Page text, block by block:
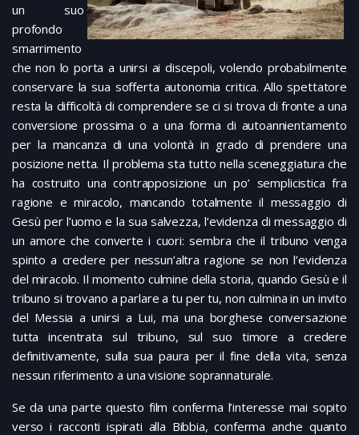
un suo
profondo
smarrimento
che non lo porta a unirsi ai discepoli, volendo probabilmente
conservare la sua sofferta autonomia critica. Allo spettatore
resta la difficoltà di comprendere se ci si trova di fronte a una
conversione prossima o a una forma di autoannientamento
per la mancanza di una volontà in grado di prendere una
posizione netta. Il problema sta tutto nella sceneggiatura che
ha costruito una contrapposizione un po’ semplicistica fra
ragione e miracolo, mancando totalmente il messaggio di
Gesù per l’uomo e la sua salvezza, l’evidenza di messaggio di
un amore che converte i cuori: sembra che il tribuno venga
spinto a credere per nessun’altra ragione se non l’evidenza
del miracolo. Il momento culmine della storia, quando Gesù e il
tribuno si trovano a parlare a tu per tu, non culmina in un invito
del Messia a unirsi a Lui, ma una borghese conversazione
tutta incentrata sul tribuno, sul suo timore a credere
definitivamente, sulla sua paura per il fine della vita, senza
nessun riferimento a una visione soprannaturale.
Se da una parte questo film conferma l’interesse mai sopito
verso i racconti ispirati alla Bibbia, conferma anche quanto